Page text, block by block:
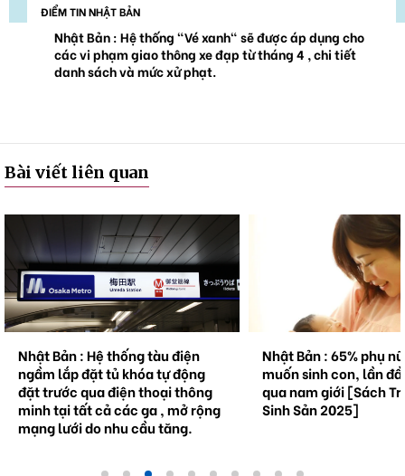
ĐIỂM TIN NHẬT BẢN
Nhật Bản : Hệ thống "Vé xanh" sẽ được áp dụng cho
các vi phạm giao thông xe đạp từ tháng 4 , chi tiết
danh sách và mức xử phạt.
Bài viết liên quan
Nhật Bản : Hệ thống tàu điện
ngầm lắp đặt tủ khóa tự động
đặt trước qua điện thoại thông
minh tại tất cả các ga , mở rộng
mạng lưới do nhu cầu tăng.
Nhật Bản : 65% phụ
muốn sinh con, lần
qua nam giới [Sách
Sinh Sản 2025]